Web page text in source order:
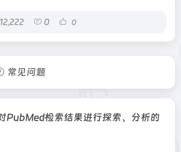
12,222 0 0
常见问题
PubMed检索结果进行探索、分析的